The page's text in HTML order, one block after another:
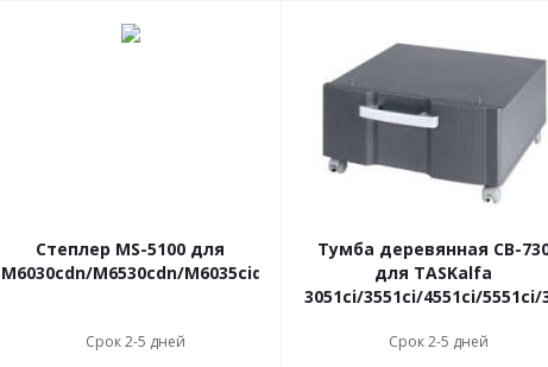
Степлер MS-5100 для
M6030cdn/M6530cdn/M6035cidn/M6535cidn
Срок 2-5 дней
Тумба деревянная CB-
для TASKalfa
3051ci/3551ci/4551ci/5551ci/
Срок 2-5 дней